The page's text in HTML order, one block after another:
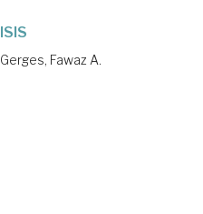
ISIS
Gerges, Fawaz A.